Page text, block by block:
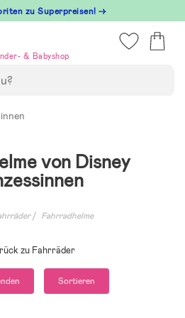
zu Superpreisen! →
& Babyshop
von Disney
Fahrradhelme
zu Fahrräder
Sortieren